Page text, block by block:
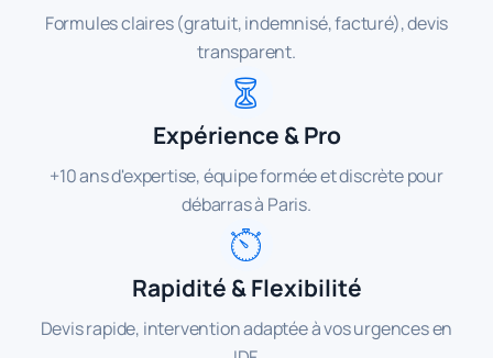
Formules claires (gratuit, indemnisé, facturé), devis
transparent.
Expérience & Pro
+10 ans d'expertise, équipe formée et discrète pour
débarras à Paris.
Rapidité & Flexibilité
Devis rapide, intervention adaptée à vos urgences en